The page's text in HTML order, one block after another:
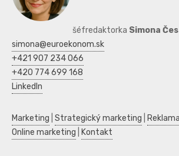
šéfredaktorka Simona
simona@euroekonom.sk
+421 907 234 066
+420 774 699 168
LinkedIn
Marketing Strategický marketing
Online marketing
Kontakt